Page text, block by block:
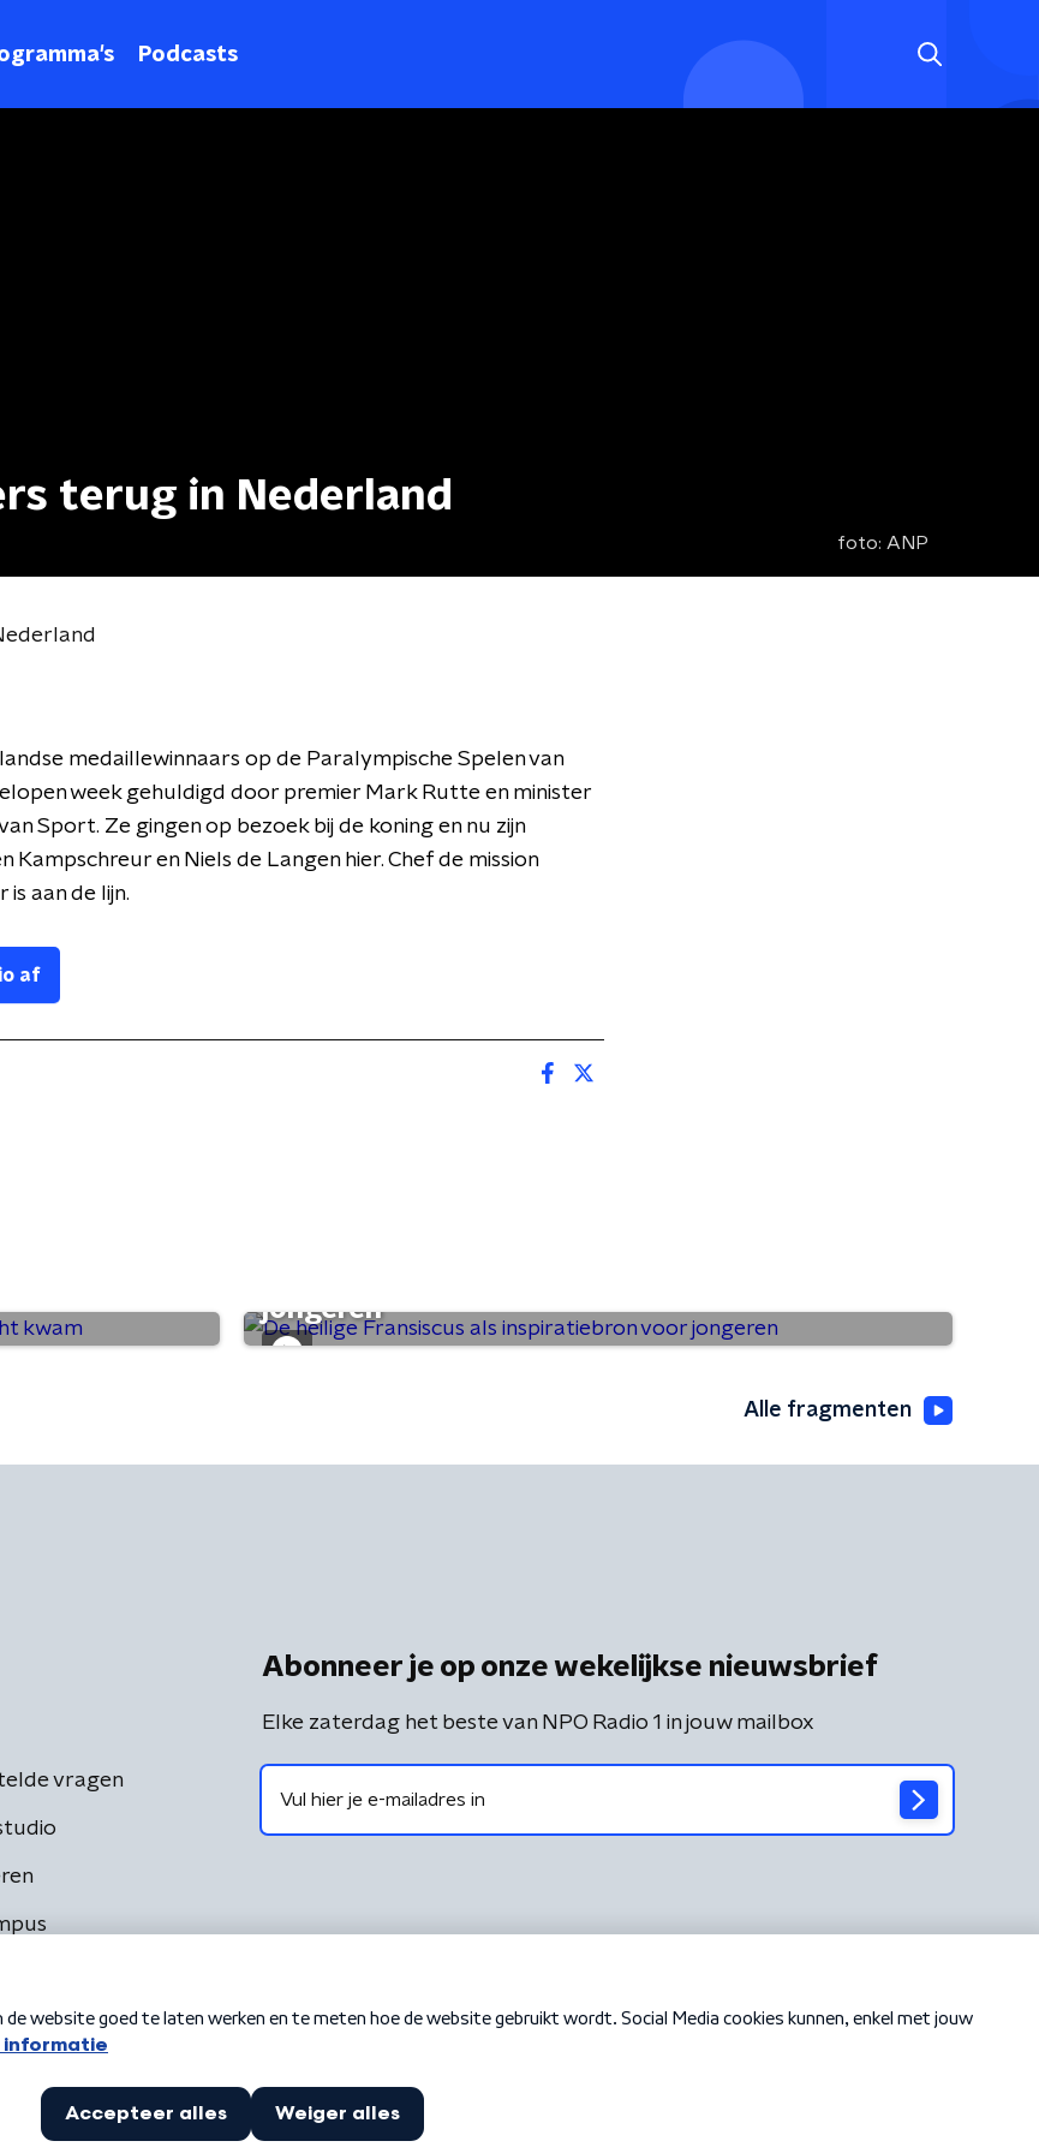
Podcasts
terug in Nederland
foto: ANP
medaillewinnaars op de Paralympische Spelen van
week gehuldigd door premier Mark Rutte en minister
Sport. Ze gingen op bezoek bij de koning en nu zijn
Kampschreur en Niels de Langen hier. Chef de mission
is aan de lijn.
af
jongeren
Alle fragmenten
vragen
Abonneer je op onze wekelijkse nieuwsbrief
Elke zaterdag het beste van NPO Radio 1 in jouw mailbox